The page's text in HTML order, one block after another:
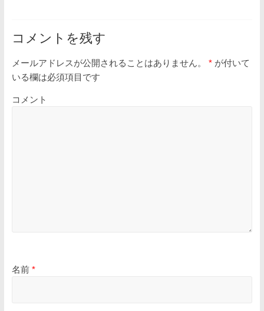
コメントを残す
メールアドレスが公開されることはありません。 *が付いて
いる欄は必須項目です
コメント
名前 *